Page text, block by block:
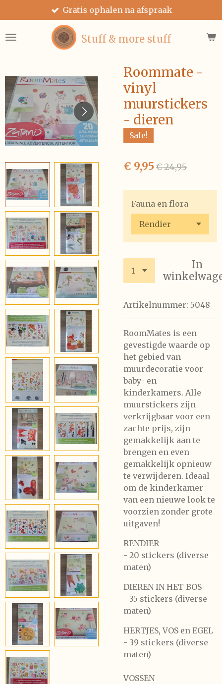
direct
naar
Stuff & more stuff
Gratis ophalen na afspraak
Roommate -
vinyl
muurstickers
- dieren
Sale!
€ 9,95 € 24,95
Fauna en flora
In
Artikelnummer: 5048
RoomMates is een
gevestigde waarde op
het gebied van
muurdecoratie voor
baby- en
kinderkamers. Alle
muurstickers zijn
verkrijgbaar voor een
zachte prijs, zijn
gemakkelijk aan te
brengen en even
gemakkelijk opnieuw
te verwijderen. Ideaal
om de kinderkamer
van een nieuwe look te
voorzien zonder grote
uitgaven!
RENDIER
- 20 stickers (diverse
maten)
DIEREN IN HET BOS
- 35 stickers (diverse
maten)
HERTJES, VOS en EGEL
- 39 stickers (diverse
maten)
VOSSEN